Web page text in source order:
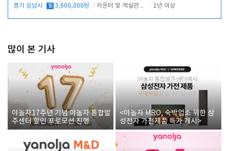
경기 성남시 월 3,600,000원 카운터 및 객실관리 전반 1년 이상
많이 본 기사
야놀자17주년 기념 야놀자 통합발
주센터 할인 프로모션 진행
<야놀자 MRO, 숙박업소 위한 삼
성전자 가전제품 특가 개시>